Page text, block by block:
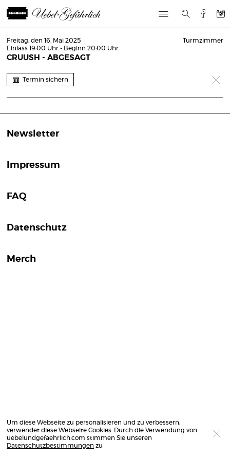
Freitag, den 16. Mai 2025
Einlass 19:00 Uhr - Beginn 20:00 Uhr
CRUUSH - ABGESAGT
Turmzimmer
Termin sichern
Newsletter
Impressum
FAQ
Datenschutz
Merch
Um diese Webseite zu personalisieren und zu verbessern,
verwendet diese Webseite Cookies. Durch die Verwendung von
uebelundgefaehrlich.com stimmen Sie unseren
Datenschutzbestimmungen zu